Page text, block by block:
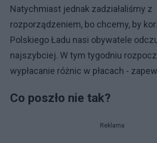
Natychmiast jednak zadziałaliśmy z
rozporządzeniem, bo chcemy, by
Polskiego Ładu nasi obywatele
najszybciej. W tym tygodniu
wypłacanie różnic w płacach -
Co poszło nie tak?
Reklama